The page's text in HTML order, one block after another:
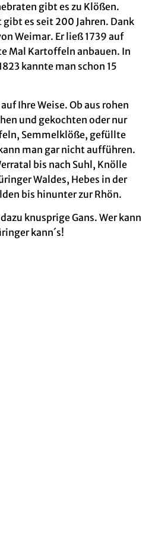
gibt es zu Klößen.
es seit 200 Jahren. Dank
Weimar. Er ließ 1739 auf
Mal Kartoffeln anbauen. In
kannte man schon 15
Ihre Weise. Ob aus rohen
und gekochten oder nur
Semmelklöße, gefüllte
man gar nicht aufführen.
bis nach Suhl, Knölle
Waldes, Hebes in der
bis hinunter zur Rhön.
knusprige Gans. Wer kann
kann´s!